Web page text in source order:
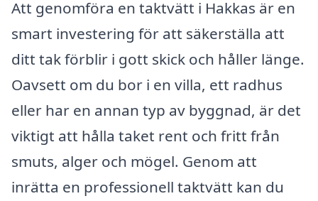
Att genomföra en taktvätt i Hakkas är en
smart investering för att säkerställa att
ditt tak förblir i gott skick och håller länge.
Oavsett om du bor i en villa, ett radhus
eller har en annan typ av byggnad, är det
viktigt att hålla taket rent och fritt från
smuts, alger och mögel. Genom att
inrätta en professionell taktvätt kan du